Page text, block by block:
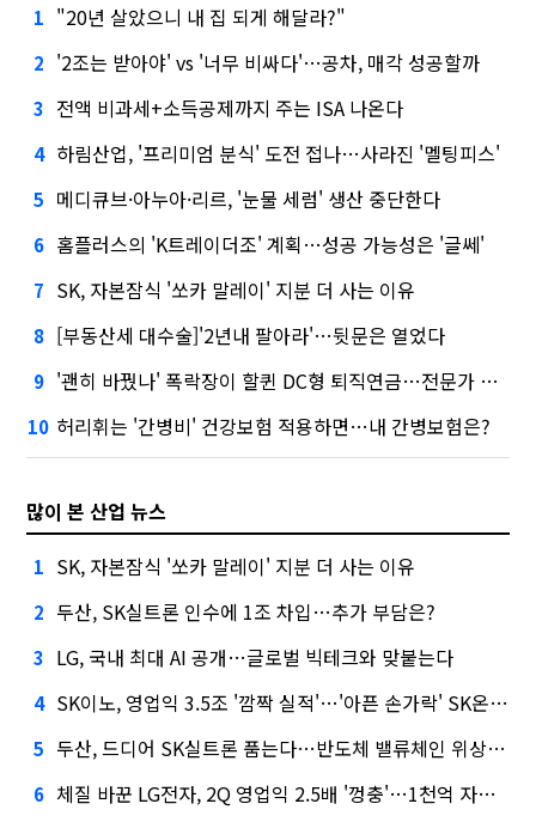
1 "20년 살았으니 내 집 되게 해달라?"
2 '2조는 받아야' vs '너무 비싸다'…공차, 매각 성공할까
3 전액 비과세+소득공제까지 주는 ISA 나온다
4 하림산업, '프리미엄 분식' 도전 접나…사라진 '멜팅피스'
5 메디큐브·아누아·리르, '눈물 세럼' 생산 중단한다
6 홈플러스의 'K트레이더조' 계획…성공 가능성은 '글쎄'
7 SK, 자본잠식 '쏘카 말레이' 지분 더 사는 이유
8 [부동산세 대수술]'2년내 팔아라'…뒷문은 열었다
9 '괜히 바꿨나' 폭락장이 할퀸 DC형 퇴직연금…전문가 조언은
10 허리휘는 '간병비' 건강보험 적용하면…내 간병보험은?
많이 본 산업 뉴스
1 SK, 자본잠식 '쏘카 말레이' 지분 더 사는 이유
2 두산, SK실트론 인수에 1조 차입…추가 부담은?
3 LG, 국내 최대 AI 공개…글로벌 빅테크와 맞붙는다
4 SK이노, 영업익 3.5조 '깜짝 실적'…'아픈 손가락' SK온의 반전
5 두산, 드디어 SK실트론 품는다…반도체 밸류체인 위상 강화
6 체질 바꾼 LG전자, 2Q 영업익 2.5배 '껑충'…1천억 자사주 태운다